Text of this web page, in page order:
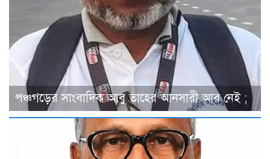
পঞ্চগড়ের সাংবাদিক আবু তাহের আনসারী আর নেই ;